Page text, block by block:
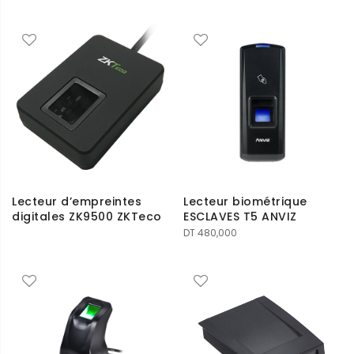
était :
DT 390,000.
est :
DT 360,000.
Lecteur d’empreintes
digitales ZK9500 ZKTeco
Lecteur biométrique
ESCLAVES T5 ANVIZ
DT480,000